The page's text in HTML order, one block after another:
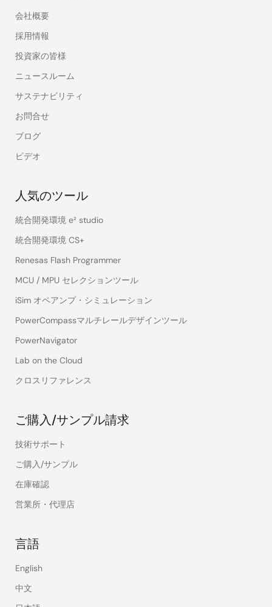
会社概要
採用情報
投資家の皆様
ニュースルーム
サステナビリティ
お問合せ
ブログ
ビデオ
人気のツール
統合開発環境 e² studio
統合開発環境 CS+
Renesas Flash Programmer
MCU / MPU セレクションツール
iSim オペアンプ・シミュレーション
PowerCompassマルチレールデザインツール
PowerNavigator
Lab on the Cloud
クロスリファレンス
ご購入/サンプル請求
技術サポート
ご購入/サンプル
在庫確認
営業所・代理店
言語
English
中文